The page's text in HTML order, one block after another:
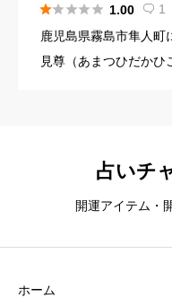
 1.00  1
鹿児島県霧島市隼人町
見尊（あまつひだかひ
占いチ
開運アイテム・
ホーム